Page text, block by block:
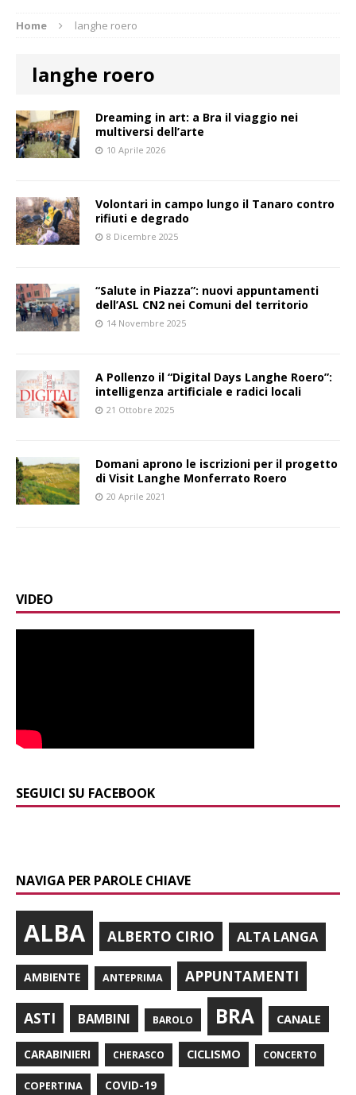
Home langhe roero
langhe roero
Dreaming in art: a Bra il viaggio nei
multiversi dell’arte
10 Aprile 2026
Volontari in campo lungo il Tanaro contro
rifiuti e degrado
8 Dicembre 2025
“Salute in Piazza”: nuovi appuntamenti
dell’ASL CN2 nei Comuni del territorio
14 Novembre 2025
A Pollenzo il “Digital Days Langhe Roero”:
intelligenza artificiale e radici locali
21 Ottobre 2025
Domani aprono le iscrizioni per il progetto
di Visit Langhe Monferrato Roero
20 Aprile 2021
VIDEO
SEGUICI SU FACEBOOK
NAVIGA PER PAROLE CHIAVE
ALBA ALBERTO CIRIO ALTA LANGA
AMBIENTE ANTEPRIMA APPUNTAMENTI
ASTI BAMBINI BAROLO BRA CANALE
CARABINIERI CHERASCO CICLISMO CONCERTO
COPERTINA COVID-19